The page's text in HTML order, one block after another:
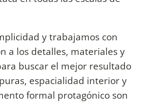
y trabajamos con
a los detalles, materiales y
buscar el mejor resultado
espacialidad interior y
formal protagónico son